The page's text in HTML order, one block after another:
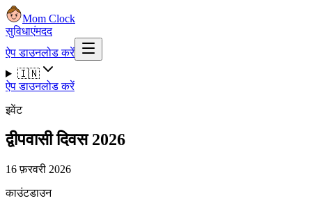
Mom Clock
सुविधाएंमदद
ऐप डाउनलोड करें
🇮🇳
ऐप डाउनलोड करें
इवेंट
द्वीपवासी दिवस 2026
16 फ़रवरी 2026
काउंटडाउन